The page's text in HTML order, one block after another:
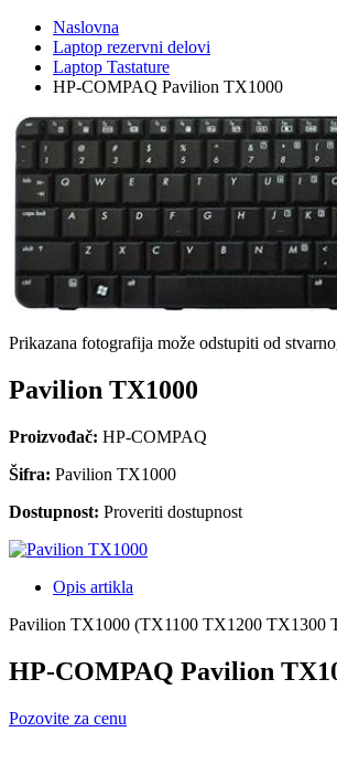
Naslovna
Laptop rezervni delovi
Laptop Tastature
HP-COMPAQ Pavilion TX1000
Prikazana fotografija može odstupiti od
Pavilion TX1000
Proizvođač: HP-COMPAQ
Šifra: Pavilion TX1000
Dostupnost: Proveriti dostupnost
Opis artikla
Pavilion TX1000 (TX1100 TX1200 TX1300
HP-COMPAQ Pavilion
Pozovite za cenu